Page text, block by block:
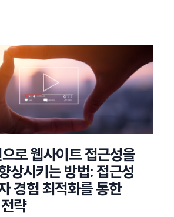
로 웹사이트 접근성을
상시키는 방법: 접근성
경험 최적화를 통한
략